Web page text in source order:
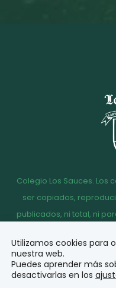
Colegio Los Sauces.
ser copiados,
publicados, ni total, ni
Aviso
legal
Política
Privacidad
© Diseño y desarrollo
Utilizamos cookies para
nuestra web.
Puedes aprender más
desactivarlas en los